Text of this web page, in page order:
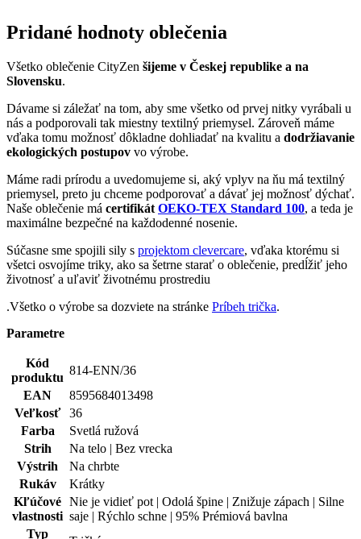
Pridané hodnoty oblečenia
Všetko oblečenie CityZen šijeme v Českej republike a na
Slovensku.
Dávame si záležať na tom, aby sme všetko od prvej nitky vyrábali u
nás a podporovali tak miestny textilný priemysel. Zároveň máme
vďaka tomu možnosť dôkladne dohliadať na kvalitu a dodržiavanie
ekologických postupov vo výrobe.
Máme radi prírodu a uvedomujeme si, aký vplyv na ňu má textilný
priemysel, preto ju chceme podporovať a dávať jej možnosť dýchať.
Naše oblečenie má certifikát OEKO-TEX Standard 100, a teda je
maximálne bezpečné na každodenné nosenie.
Súčasne sme spojili sily s projektom clevercare, vďaka ktorému si
všetci osvojíme triky, ako sa šetrne starať o oblečenie, predĺžiť jeho
životnosť a uľaviť životnému prostrediu
.Všetko o výrobe sa dozviete na stránke Príbeh trička.
Parametre
Kód
produktu
814-ENN/36
EAN
8595684013498
Veľkosť
36
Farba
Svetlá ružová
Strih
Na telo | Bez vrecka
Výstrih
Na chrbte
Rukáv
Krátky
Kľúčové
vlastnosti
Nie je vidieť pot | Odolá špine | Znižuje zápach | Silne
saje | Rýchlo schne | 95% Prémiová bavlna
Typ